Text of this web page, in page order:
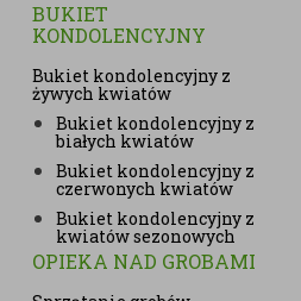
BUKIET
KONDOLENCYJNY
Bukiet kondolencyjny z
żywych kwiatów
Bukiet kondolencyjny z
białych kwiatów
Bukiet kondolencyjny z
czerwonych kwiatów
Bukiet kondolencyjny z
kwiatów sezonowych
OPIEKA NAD GROBAMI